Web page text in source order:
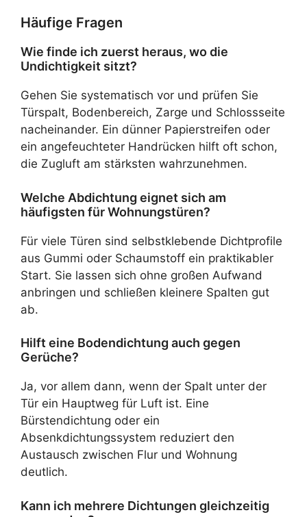
Häufige Fragen
Wie finde ich zuerst heraus, wo die
Undichtigkeit sitzt?
Gehen Sie systematisch vor und prüfen Sie
Türspalt, Bodenbereich, Zarge und Schlossseite
nacheinander. Ein dünner Papierstreifen oder
ein angefeuchteter Handrücken hilft oft schon,
die Zugluft am stärksten wahrzunehmen.
Welche Abdichtung eignet sich am
häufigsten für Wohnungstüren?
Für viele Türen sind selbstklebende Dichtprofile
aus Gummi oder Schaumstoff ein praktikabler
Start. Sie lassen sich ohne großen Aufwand
anbringen und schließen kleinere Spalten gut
ab.
Hilft eine Bodendichtung auch gegen
Gerüche?
Ja, vor allem dann, wenn der Spalt unter der
Tür ein Hauptweg für Luft ist. Eine
Bürstendichtung oder ein
Absenkdichtungssystem reduziert den
Austausch zwischen Flur und Wohnung
deutlich.
Kann ich mehrere Dichtungen gleichzeitig